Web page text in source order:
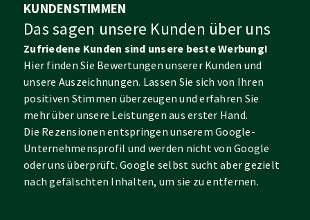
KUNDENSTIMMEN
Das sagen unsere Kunden über uns
Zufriedene Kunden sind unsere beste Werbung!
Hier finden Sie Bewertungen unserer Kunden und
unsere Auszeichnungen. Lassen Sie sich von Ihren
positiven Stimmen überzeugen und erfahren Sie
mehr über unsere Leistungen aus erster Hand.
Die Rezensionen entspringen unserem Google-
Unternehmensprofil und werden nicht von Google
oder uns überprüft. Google selbst sucht aber gezielt
nach gefälschten Inhalten, um sie zu entfernen.